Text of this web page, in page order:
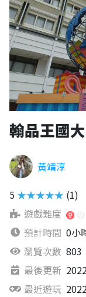
翰品王國
黃靖淳
5 ★★★★★ (1)
遊戲難度
預計時間 0小
瀏覽次數 803
最後更新
最近遊玩